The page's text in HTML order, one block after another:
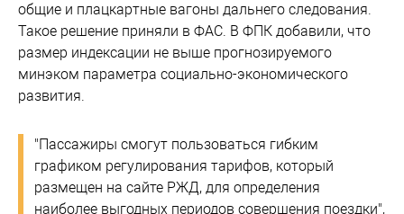
общие и плацкартные вагоны дальнего следования.
Такое решение приняли в ФАС. В ФПК добавили, что
размер индексации не выше прогнозируемого
минэком параметра социально-экономического
развития.
"Пассажиры смогут пользоваться гибким
графиком регулирования тарифов, который
размещен на сайте РЖД, для определения
наиболее выгодных периодов совершения поездки",